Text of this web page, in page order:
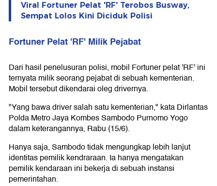
Viral Fortuner Pelat 'RF' Terobos Busway,
Sempat Lolos Kini Diciduk Polisi
Fortuner Pelat 'RF' Milik Pejabat
Dari hasil penelusuran polisi, mobil Fortuner pelat 'RF' ini
ternyata milik seorang pejabat di sebuah kementerian.
Mobil tersebut dikendarai oleg drivernya.
"Yang bawa driver salah satu kementerian," kata Dirlantas
Polda Metro Jaya Kombes Sambodo Purnomo Yogo
dalam keterangannya, Rabu (15/6).
Hanya saja, Sambodo tidak mengungkap lebih lanjut
identitas pemilik kendraraan. Ia hanya mengatakan
pemilik kendaraan ini bekerja di sebuah instansi
pemerintahan.